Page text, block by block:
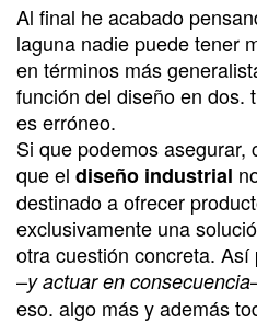
Al final he acabado
laguna nadie puede tener
en términos más
función del diseño en dos.
es erróneo.
Si que podemos asegurar,
que el diseño industrial
destinado a ofrecer
exclusivamente una
otra cuestión concreta.
–y actuar en consecuencia
eso. algo más y además